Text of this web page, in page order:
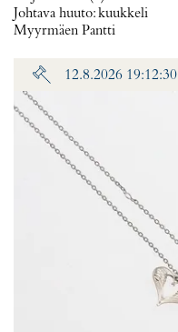
Johtava huuto:kuukkeli
Myyrmäen Pantti
12.8.2026 19:12:30